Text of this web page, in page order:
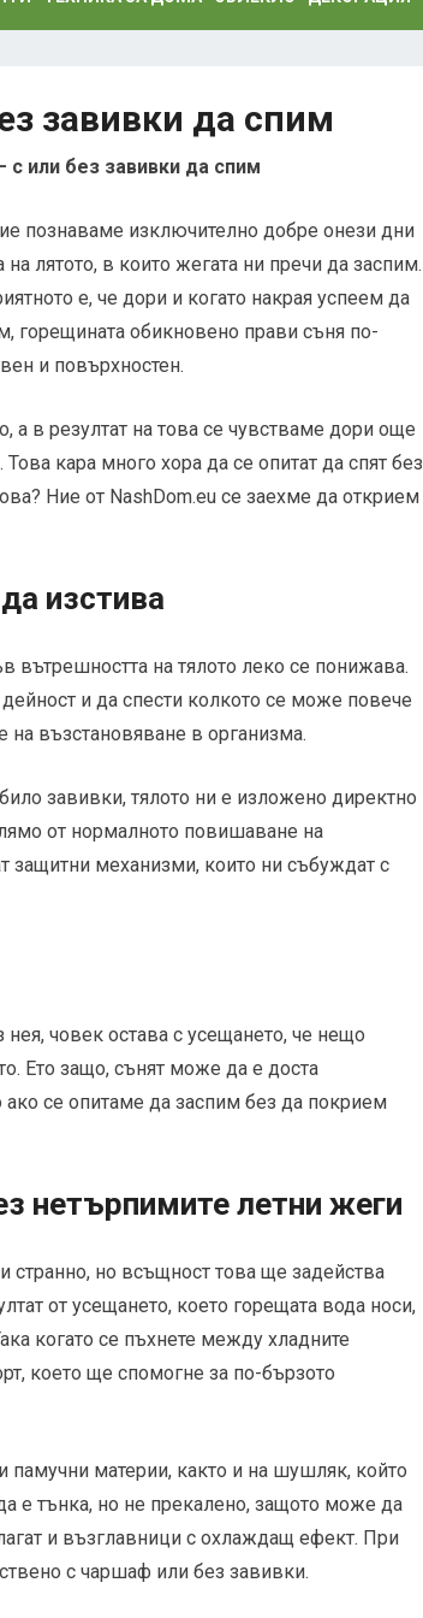
завивки да спим
с или без завивки да спим
познаваме изключително добре онези дни
на лятото, в които жегата ни пречи да заспим.
е, че дори и когато накрая успеем да
горещината обикновено прави съня по-
и повърхностен.
в резултат на това се чувстваме дори още
кара много хора да се опитат да спят без
Ние от NashDom.eu се заехме да открием
изстива
вътрешността на тялото леко се понижава.
и да спести колкото се може повече
на възстановяване в организма.
завивки, тялото ни е изложено директно
от нормалното повишаване на
защитни механизми, които ни събуждат с
човек остава с усещането, че нещо
Ето защо, сънят може да е доста
ако се опитаме да заспим без да покрием
нетърпимите летни жеги
но всъщност това ще задейства
от усещането, което горещата вода носи,
когато се пъхнете между хладните
което ще спомогне за по-бързото
памучни материи, както и на шушляк, който
е тънка, но не прекалено, защото може да
и възглавници с охлаждащ ефект. При
с чаршаф или без завивки.